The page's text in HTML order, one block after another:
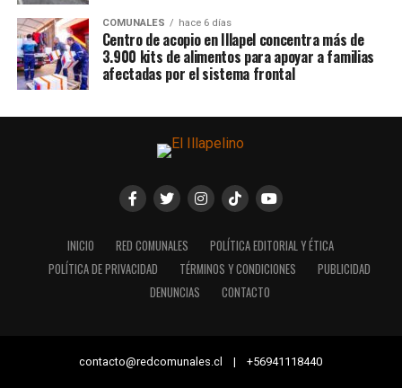
COMUNALES hace 6 días
Centro de acopio en Illapel concentra más de
3.900 kits de alimentos para apoyar a familias
afectadas por el sistema frontal
INICIO RED COMUNALES
POLÍTICA EDITORIAL Y ÉTICA
POLÍTICA DE PRIVACIDAD
TÉRMINOS Y CONDICIONES
PUBLICIDAD
DENUNCIAS
CONTACTO
contacto@redcomunales.cl | +56941118440